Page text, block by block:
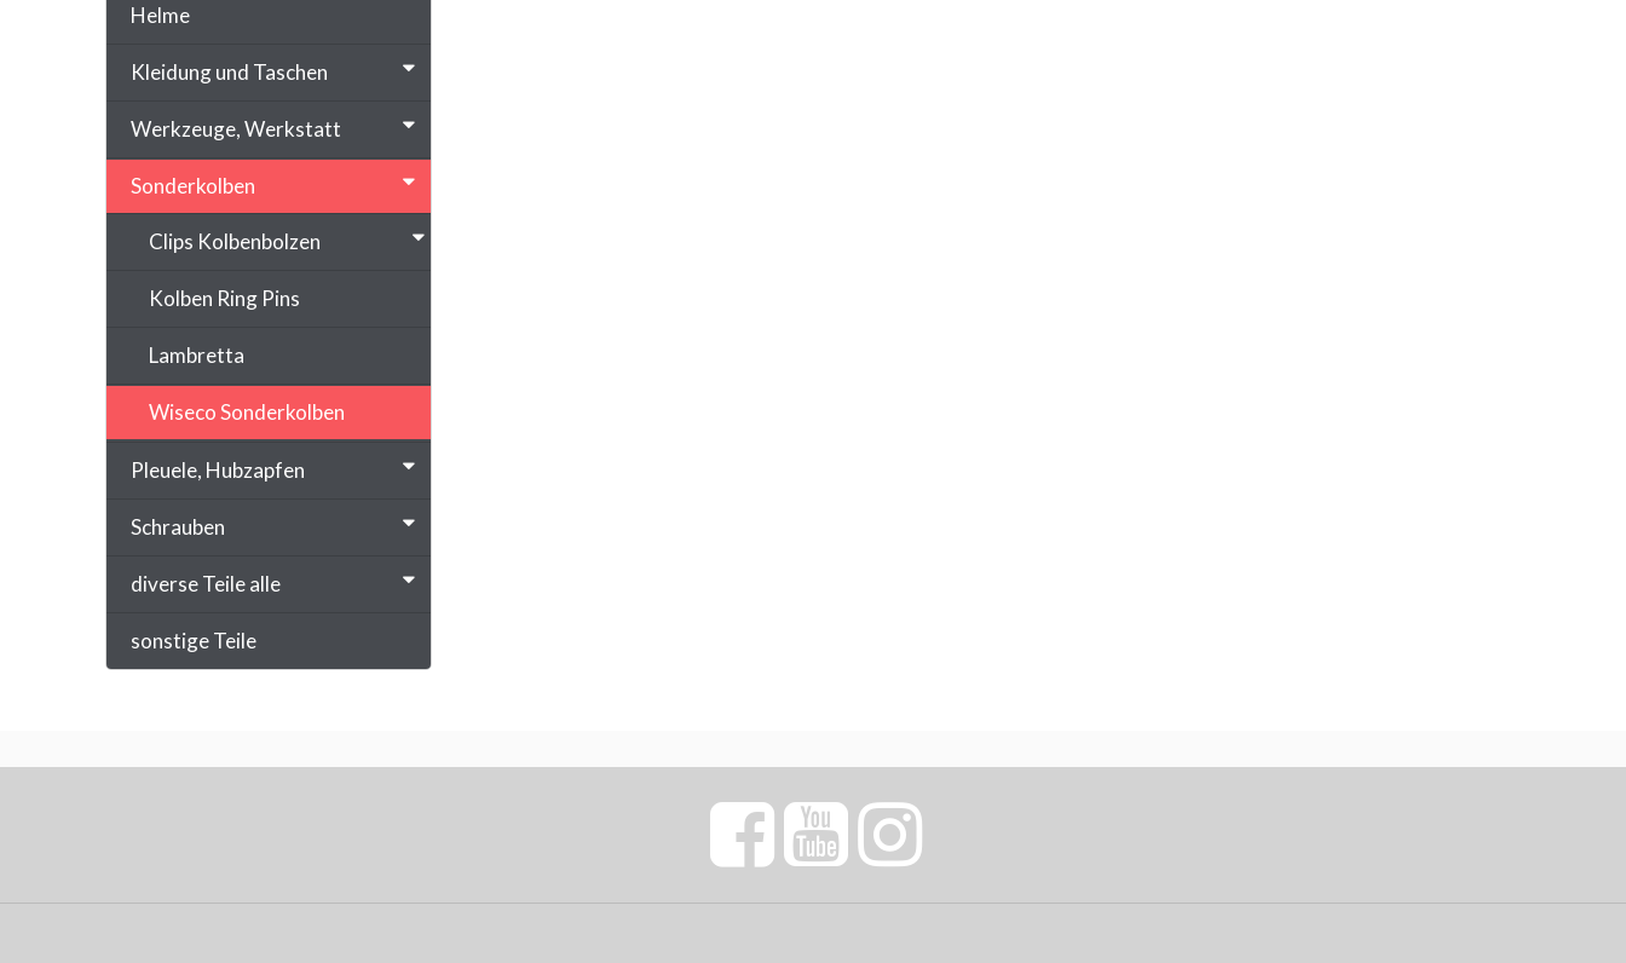
Helme
Kleidung und Taschen
Werkzeuge, Werkstatt
Sonderkolben
Clips Kolbenbolzen
Kolben Ring Pins
Lambretta
Wiseco Sonderkolben
Pleuele, Hubzapfen
Schrauben
diverse Teile alle
sonstige Teile